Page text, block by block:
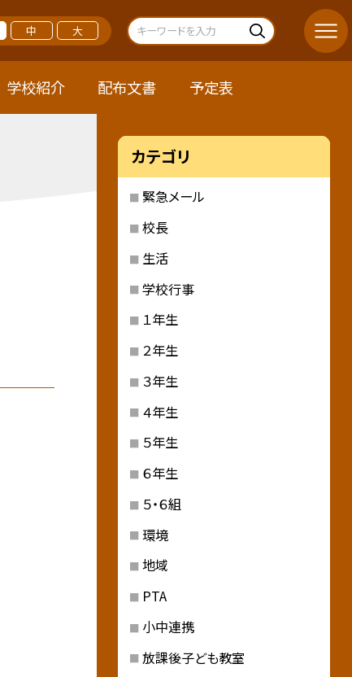
中 大
学校紹介 配布文書 予定表
カテゴリ
緊急メール
校長
生活
学校行事
１年生
２年生
３年生
４年生
５年生
６年生
５・６組
環境
地域
PTA
小中連携
放課後子ども教室